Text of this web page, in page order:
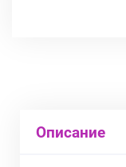
Описание